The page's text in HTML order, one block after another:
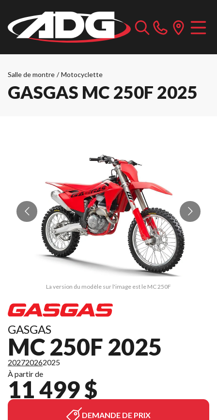
Salle de montre / Motocyclette
GASGAS MC 250F 2025
La version du modèle sur l'image est le MC 250F
GASGAS
MC 250F 2025
202720262025
À partir de
11 499 $
DEMANDE DE PRIX